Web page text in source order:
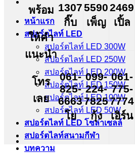
หน้าแรก
สปอร์ตไลท์ LED
สปอร์ตไลท์ LED 300W
สปอร์ตไลท์ LED 250W
สปอร์ตไลท์ LED 200W
สปอร์ตไลท์ LED 150W
สปอร์ตไลท์ LED 100W
สปอร์ตไลท์ LED 50W
สปอร์ตไลท์ LED โซล่าเซลล์
สปอร์ตไลท์สนามกีฬา
บทความ
พร้อม
ให้คำ
แนะนำ
โทร
เลย
1307
กิ๊บ
5590
เพ็ญ
2469
เปิ้ล
061-
825-
6663
โย
099-
224-
7825
กุ้ง
061-
775-
7774
เอิร์น